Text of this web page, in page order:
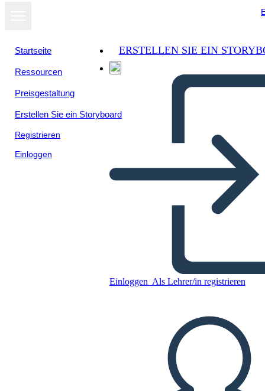
Startseite
Ressourcen
Preisgestaltung
Erstellen Sie ein Storyboard
Registrieren
Einloggen
ERSTELLEN SIE EIN
Einloggen Als Lehrer/in registrieren
and Imperialsim
ERSTELLEN SIE EIN STORYBOARD
DIASHOW ABSPIELEN
LIES MIR VOR
Als Diashow
ansehen